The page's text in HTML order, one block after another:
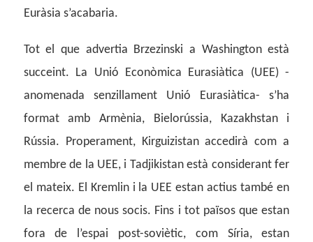
Euràsia s’acabaria.
Tot el que advertia Brzezinski a Washington està
succeint. La Unió Econòmica Eurasiàtica (UEE) -
anomenada senzillament Unió Eurasiàtica- s’ha
format amb Armènia, Bielorússia, Kazakhstan i
Rússia. Properament, Kirguizistan accedirà com a
membre de la UEE, i Tadjikistan està considerant fer
el mateix. El Kremlin i la UEE estan actius també en
la recerca de nous socis. Fins i tot països que estan
fora de l’espai post-soviètic, com Síria, estan